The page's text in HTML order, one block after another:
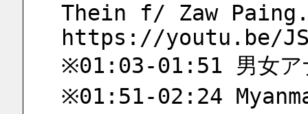
Thein f/ Zaw
https://youtu.be/
※01:03-01:51 男女ア
※01:51-02:24